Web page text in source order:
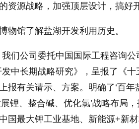
资源战略，加强顶层设计，搞好
馆了解盐湖开发利用历史。
公司委托中国国际工程咨询公
中长期战略研究》，呈报了《
报有关请示、方案。明确了‘百年
锂、整合碱、优化氯’战略布局
国最大钾工业基地、新能源+新